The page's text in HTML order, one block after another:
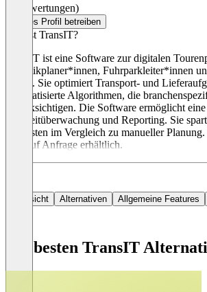
(0 Bewertungen)
Dieses Profil betreiben
Was ist TransIT?
TransIT ist eine Software zur digitalen
Logistikplaner*innen, Fuhrparkleiter*innen
richtet. Sie optimiert Transport- und
automatisierte Algorithmen, die
berücksichtigen. Die Software ermöglicht
Echtzeitüberwachung und Reporting. Sie
% Kosten im Vergleich zu manueller
sind auf Anfrage erhältlich.
Übersicht Alternativen Allgemeine Features
Die besten TransIT